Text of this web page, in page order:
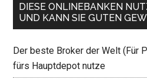
DIESE ONLINEBANKEN
UND KANN SIE GUTEN
Der beste Broker der Welt (Für
fürs Hauptdepot nutze